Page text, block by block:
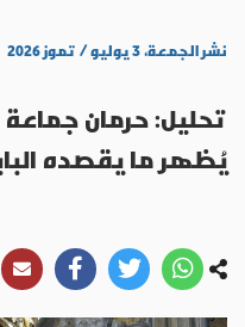
نشر الجمعة، ٣ يوليو / تموز ٢٠٢٦
تحليل: حرمان
يُظهر ما يقصده